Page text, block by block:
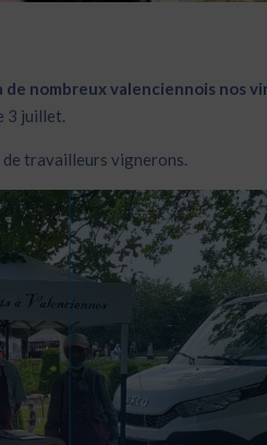
nombreux valenciennois nos
3 juillet.
de travailleurs vignerons.